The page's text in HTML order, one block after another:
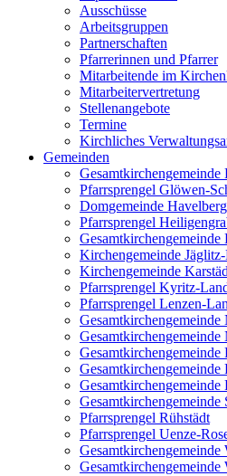
Ausschüsse
Arbeitsgruppen
Partnerschaften
Pfarrerinnen und Pfarrer
Mitarbeitende im
Mitarbeitervertretung
Stellenangebote
Termine
Kirchliches
Gemeinden
Pfarrsprengel Glöwen-
Domgemeinde
Pfarrsprengel
Kirchengemeinde
Kirchengemeinde
Pfarrsprengel Kyritz-
Pfarrsprengel Lenzen-
Gesamtkirchengemeinde
Gesamtkirchengemeinde
Gesamtkirchengemeinde
Pfarrsprengel Rühstädt
Pfarrsprengel Uenze-
Gesamtkirchengemeinde
Gesamtkirchengemeinde